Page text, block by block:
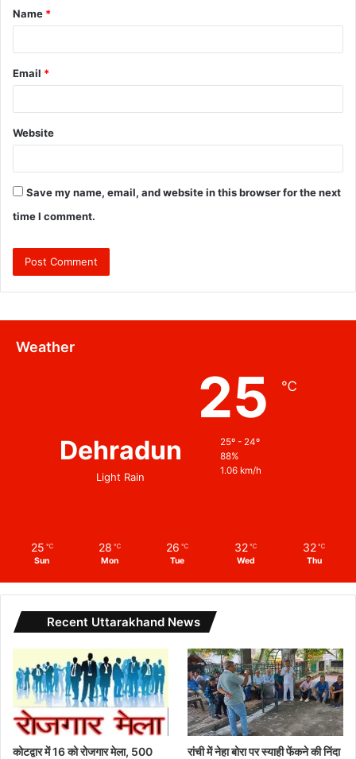
*
Name *
Email *
Website
Save my name, email, and website in this browser for the next
time I comment.
Weather
Dehradun
Light Rain
25 ℃
25º - 24º
88%
1.06 km/h
25 ℃
Sun
28 ℃
Mon
26 ℃
Tue
32 ℃
Wed
32 ℃
Thu
Recent Uttarakhand News
कोटद्वार में 16 को रोजगार मेला, 500
रांची में नेहा बोरा पर स्याही फेंकने की निंदा